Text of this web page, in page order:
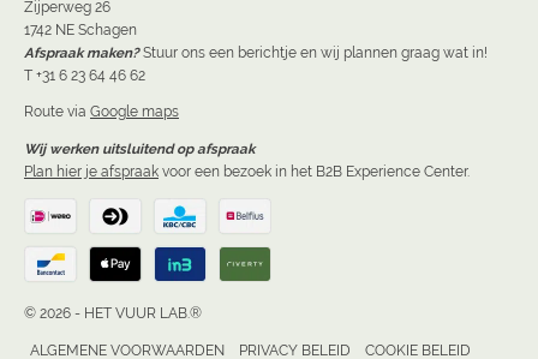
Zijperweg 26
1742 NE Schagen
Afspraak maken? Stuur ons een berichtje en wij plannen graag wat in!
T +31 6 23 64 46 62
Route via Google maps
Wij werken uitsluitend op afspraak
Plan hier je afspraak voor een bezoek in het B2B Experience Center.
© 2026 - HET VUUR LAB.®
ALGEMENE VOORWAARDEN PRIVACY BELEID COOKIE BELEID